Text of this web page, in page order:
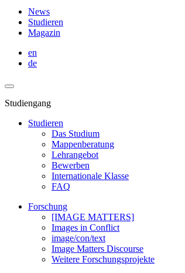
News
Studieren
Magazin
en
de
Studiengang
Studieren
Das Studium
Mappenberatung
Lehrangebot
Bewerben
Internationale Klasse
FAQ
Forschung
[IMAGE MATTERS]
Images in Conflict
image/con/text
Image Matters Discourse
Weitere Forschungsprojekte